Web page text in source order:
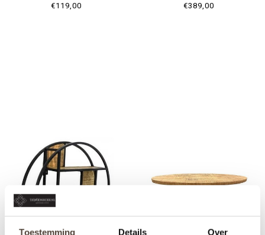
Toestemming Details Over
€119,00 €389,00